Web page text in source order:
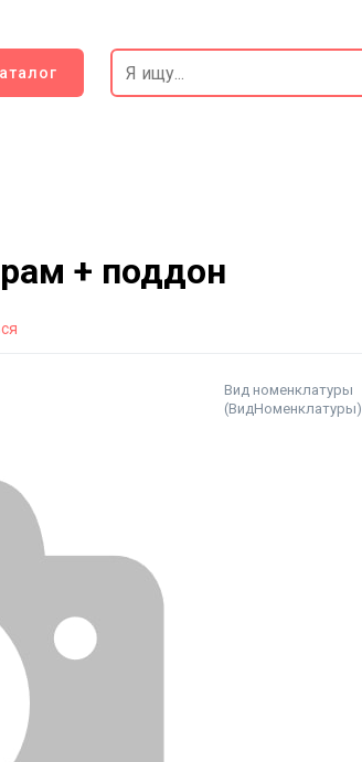
+ поддон
Вид номенклатуры
(ВидНоменклатуры)